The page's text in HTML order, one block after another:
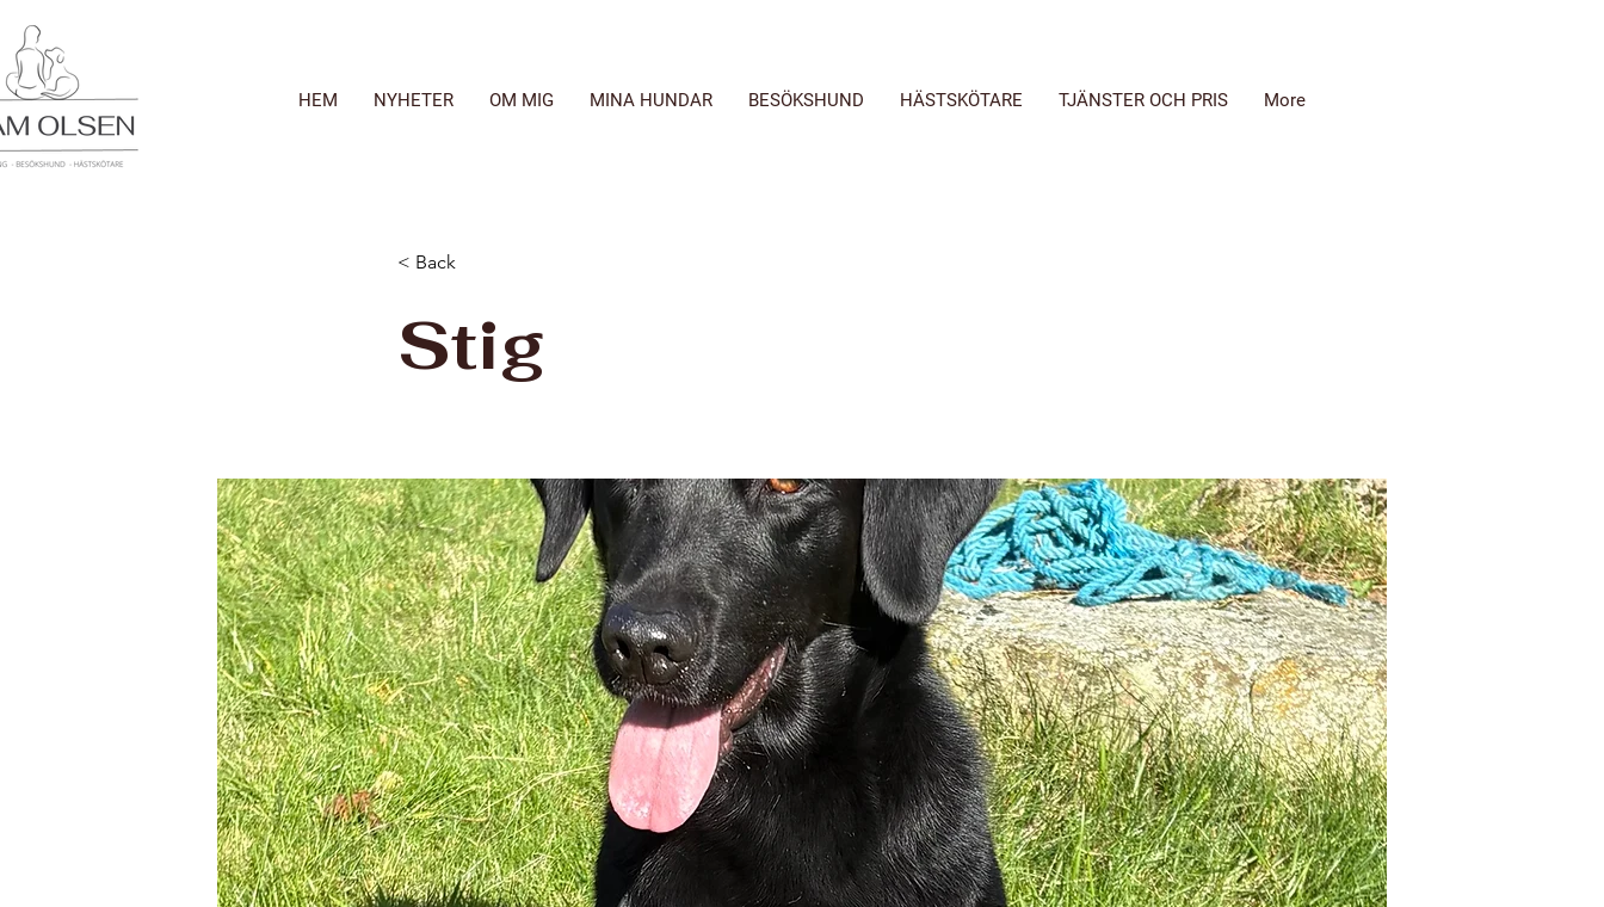
HEM NYHETER OM MIG MINA HUNDAR BESÖKSHUND HÄSTSKÖTARE TJÄNSTER OCH PRIS More
< Back
Stig